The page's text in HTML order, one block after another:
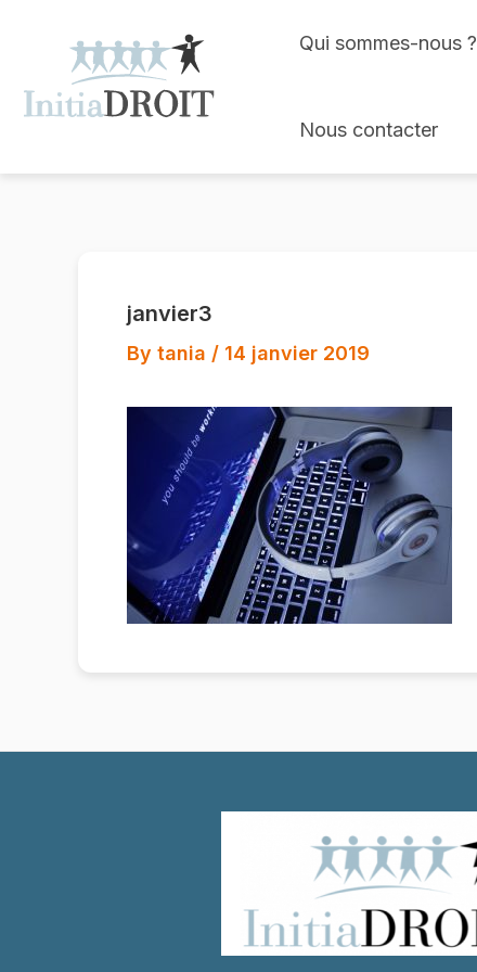
Qui sommes-nous ?
Nous contacter
janvier3
By tania / 14 janvier 2019